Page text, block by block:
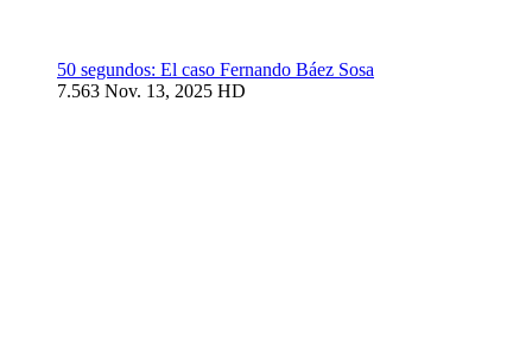
50 segundos: El caso Fernando Báez Sosa
7.563 Nov. 13, 2025 HD